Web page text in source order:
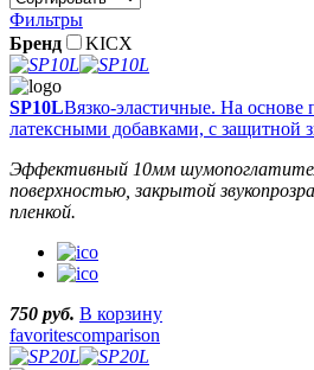
Фильтры
Бренд
KICX
SP10LВязко-эластичные. На основе
латексными добавками, с защитной
Эффективный 10мм
поверхностью, закрытой
пленкой.
750 руб. В корзину
favoritescomparison